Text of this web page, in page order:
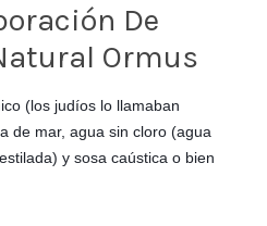
De
Ormus
(los judíos lo llamaban
de mar, agua sin cloro (agua
y sosa caústica o bien